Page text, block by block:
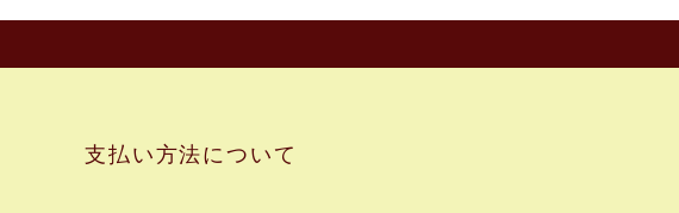
支払い方法について